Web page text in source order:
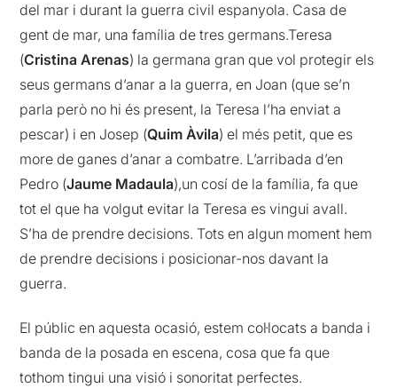
del mar i durant la guerra civil espanyola. Casa de
gent de mar, una família de tres germans.Teresa
(Cristina Arenas) la germana gran que vol protegir els
seus germans d’anar a la guerra, en Joan (que se’n
parla però no hi és present, la Teresa l’ha enviat a
pescar) i en Josep (Quim Àvila) el més petit, que es
more de ganes d’anar a combatre. L’arribada d’en
Pedro (Jaume Madaula),un cosí de la família, fa que
tot el que ha volgut evitar la Teresa es vingui avall.
S’ha de prendre decisions. Tots en algun moment hem
de prendre decisions i posicionar-nos davant la
guerra.
El públic en aquesta ocasió, estem col·locats a banda i
banda de la posada en escena, cosa que fa que
tothom tingui una visió i sonoritat perfectes.